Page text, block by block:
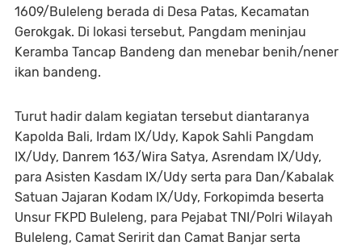
1609/Buleleng berada di Desa Patas, Kecamatan
Gerokgak. Di lokasi tersebut, Pangdam meninjau
Keramba Tancap Bandeng dan menebar benih/nener
ikan bandeng.
Turut hadir dalam kegiatan tersebut diantaranya
Kapolda Bali, Irdam IX/Udy, Kapok Sahli Pangdam
IX/Udy, Danrem 163/Wira Satya, Asrendam IX/Udy,
para Asisten Kasdam IX/Udy serta para Dan/Kabalak
Satuan Jajaran Kodam IX/Udy, Forkopimda beserta
Unsur FKPD Buleleng, para Pejabat TNI/Polri Wilayah
Buleleng, Camat Seririt dan Camat Banjar serta